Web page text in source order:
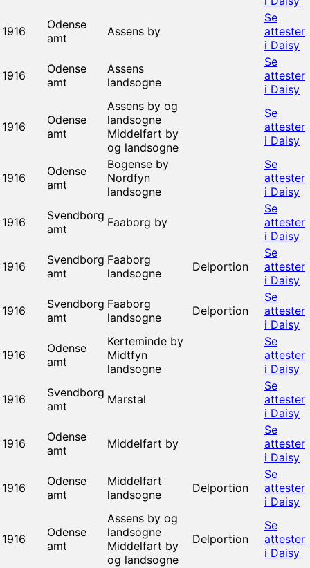
1916
Odense
amt
Assens by
Se
attester
i Daisy
1916
Odense
amt
Assens
landsogne
Se
attester
i Daisy
1916
Odense
amt
Assens by og
landsogne
Middelfart by
og landsogne
Se
attester
i Daisy
1916
Odense
amt
Bogense by
Nordfyn
landsogne
Se
attester
i Daisy
1916
Svendborg
amt
Faaborg by
Se
attester
i Daisy
1916
Svendborg
amt
Faaborg
landsogne
Delportion
Se
attester
i Daisy
1916
Svendborg
amt
Faaborg
landsogne
Delportion
Se
attester
i Daisy
1916
Odense
amt
Kerteminde by
Midtfyn
landsogne
Se
attester
i Daisy
1916
Svendborg
amt
Marstal
Se
attester
i Daisy
1916
Odense
amt
Middelfart by
Se
attester
i Daisy
1916
Odense
amt
Middelfart
landsogne
Delportion
Se
attester
i Daisy
1916
Odense
amt
Assens by og
landsogne
Middelfart by
og landsogne
Delportion
Se
attester
i Daisy